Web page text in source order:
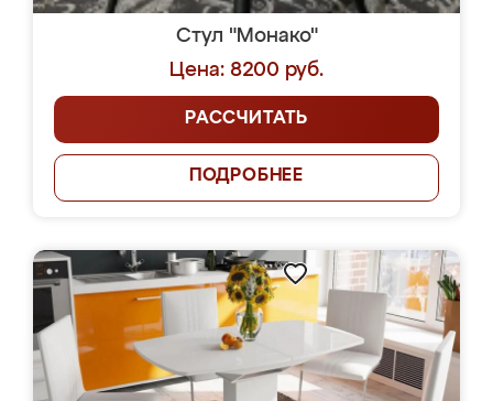
Стул "Монако"
Цена: 8200 руб.
РАССЧИТАТЬ
ПОДРОБНЕЕ